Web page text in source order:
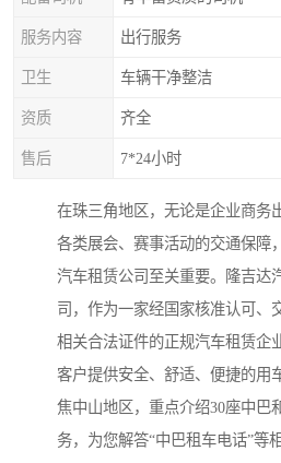
服务内容 出行服务
卫生 车辆干净整洁
资质 齐全
售后 7*24小时
在珠三角地区，无论是企业商务
各类展会、赛事活动的交通保障
汽车租赁公司至关重要。隆吉达
司，作为一家经国家核准认可、
相关合法证件的正规汽车租赁企
客户提供安全、舒适、便捷的用
焦中山地区，重点介绍30座中巴
务，为您解答“中巴租车电话”等